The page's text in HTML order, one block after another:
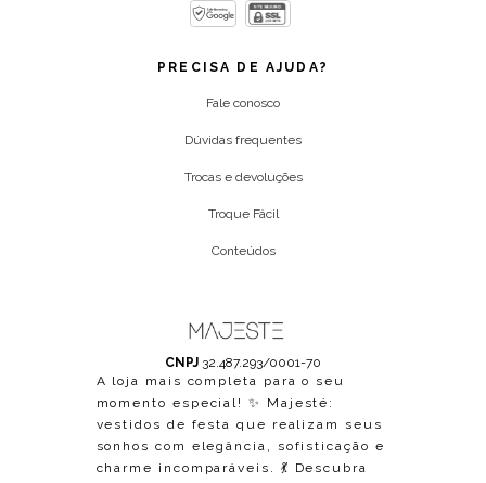
PRECISA DE AJUDA?
Fale conosco
Dúvidas frequentes
Trocas e devoluções
Troque Fácil
Conteúdos
CNPJ 32.487.293/0001-70
A loja mais completa para o seu
momento especial! ✨ Majesté:
vestidos de festa que realizam seus
sonhos com elegância, sofisticação e
charme incomparáveis. 💃 Descubra